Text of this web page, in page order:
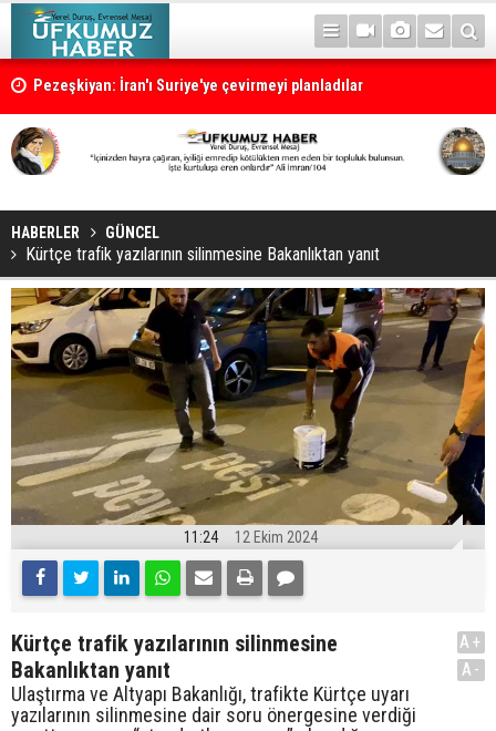
Pezeşkiyan: İran'ı Suriye'ye çevirmeyi planladılar
HABERLER GÜNCEL
Kürtçe trafik yazılarının silinmesine Bakanlıktan yanıt
11:24 12 Ekim 2024
Kürtçe trafik yazılarının silinmesine
Bakanlıktan yanıt
Ulaştırma ve Altyapı Bakanlığı, trafikte Kürtçe uyarı
yazılarının silinmesine dair soru önergesine verdiği
A+
A-